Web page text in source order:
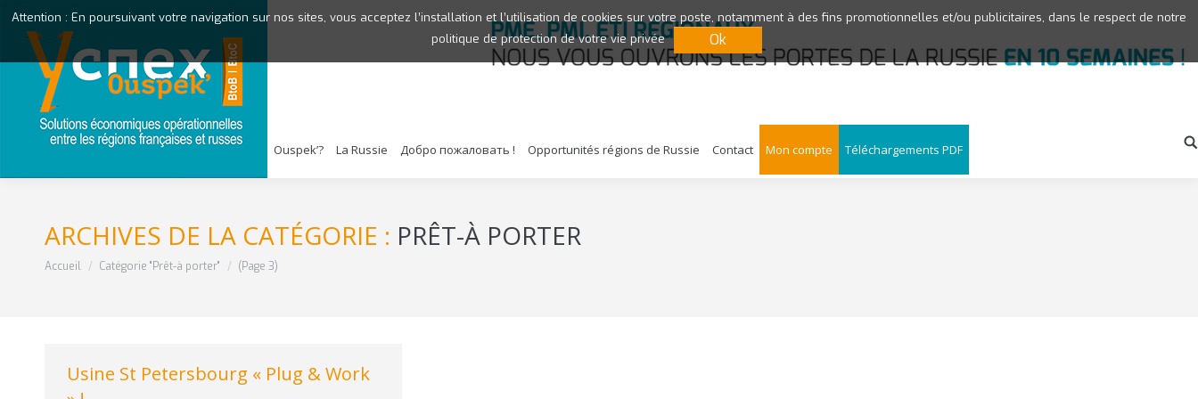
Ouspek’? La Russie Добро пожаловать ! Opportunités régions de Russie Contact Mon compte Téléchargements PDF
ARCHIVES DE LA CATÉGORIE : PRÊT-À PORTER
Vous êtes ici :
Accueil Catégorie "Prêt-à porter" (Page 3)
Usine St Petersbourg « Plug & Work
Attention : En poursuivant votre navigation sur nos sites, vous acceptez l’installation et l’utilisation de cookies sur votre poste, notamment à des fins promotionnelles et/ou publicitaires, dans le respect de notre
politique de protection de votre vie privée
Ok